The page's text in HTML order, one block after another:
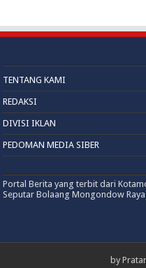
TENTANG KAMI
REDAKSI
DIVISI IKLAN
PEDOMAN MEDIA SIBER
Portal Berita yang terbit dari
Seputar Bolaang Mongondow
by